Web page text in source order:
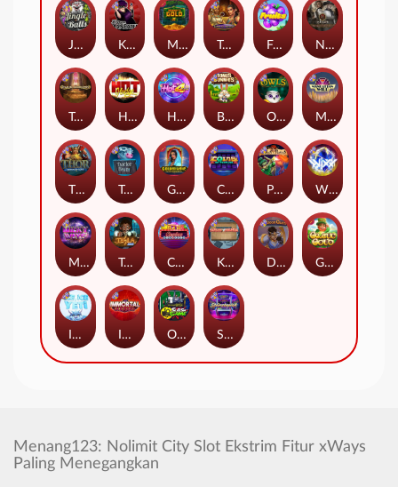
Nexus Tombstone RIP
Manhattan Goes Wild
Tractor Beam
Casino Win Spin
Hot Nudge
Starstruck
Monkey's Gold xPays Tomb of Nefertiti
Tomb of Akhenaten
Golden Genie And The Walking Wilds
Immortal Fruits
Tesla Jolt Dungeon Quest
Coins of Fortune WiXX
Outsourced: Slash Game
Fruits
Bonus Bunnies
Hot 4 Cash Owls
Milky Ways Gaelic Gold
Jingle Balls
Kitchen Drama: Sushi Mania
Pixies vs Pirates
Thor: Hammer Time
Ice Ice Yeti
Karen Maneater
Menang123: Nolimit City Slot Ekstrim Fitur xWays
Paling Menegangkan